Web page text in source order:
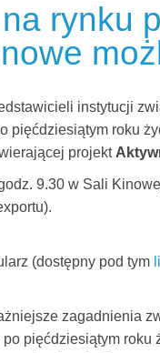
rynku
instytucji
pięćdziesiątym roku
projekt
9.30 w Sali
(dostępny pod tym
zagadnienia
pięćdziesiątym roku